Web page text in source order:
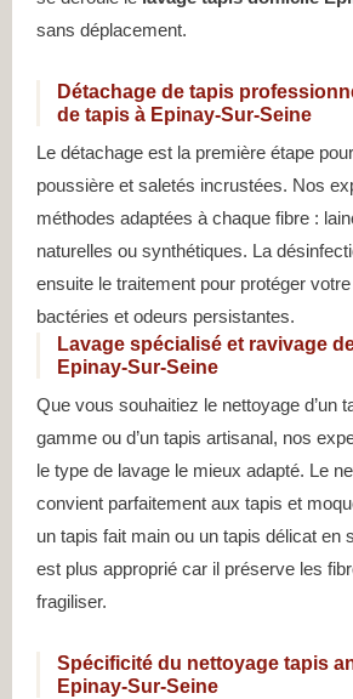
sans déplacement.
Détachage de tapis
de tapis à Epinay-Sur-Seine
Le détachage est la première étape
poussière et saletés incrustées. Nos
méthodes adaptées à chaque fibre :
naturelles ou synthétiques. La
ensuite le traitement pour protéger
bactéries et odeurs persistantes.
Lavage spécialisé et ravivage
Epinay-Sur-Seine
Que vous souhaitiez le nettoyage d’un
gamme ou d’un tapis artisanal, nos
le type de lavage le mieux adapté. Le
convient parfaitement aux tapis et
un tapis fait main ou un tapis délicat en
est plus approprié car il préserve les
fragiliser.
Spécificité du nettoyage tapis
Epinay-Sur-Seine